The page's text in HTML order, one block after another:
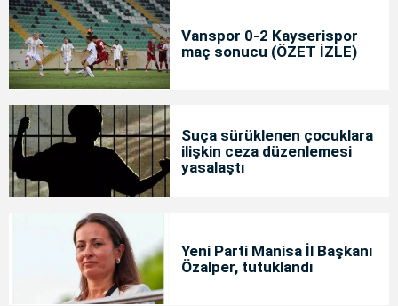
Vanspor 0-2 Kayserispor
maç sonucu (ÖZET İZLE)
Suça sürüklenen çocuklara
ilişkin ceza düzenlemesi
yasalaştı
Yeni Parti Manisa İl Başkanı
Özalper, tutuklandı